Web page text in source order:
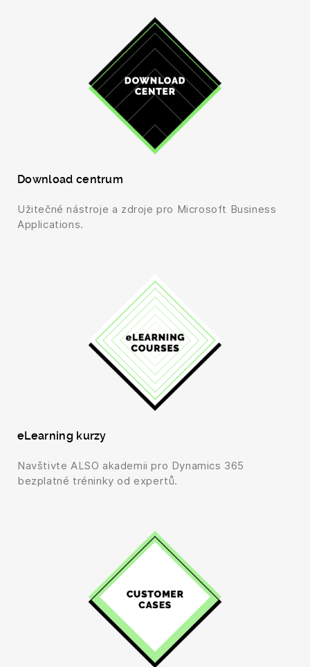
Download centrum
Užitečné nástroje a zdroje pro Microsoft Business
Applications.
eLearning kurzy
Navštivte ALSO akademii pro Dynamics 365
bezplatné tréninky od expertů.